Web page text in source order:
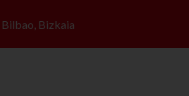
Bizkaia